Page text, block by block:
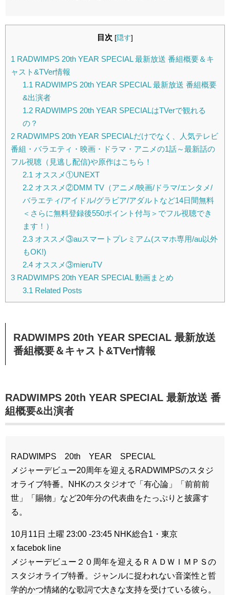
目次 [隠す]
1 RADWIMPS 20th YEAR SPECIAL 最新放送 番組概要＆キ
ャスト&TVer情報
1.1 RADWIMPS 20th YEAR SPECIAL 最新放送 番組概要
&出演者
1.2RADWIMPS 20th YEAR SPECIALはTVerで観れる
の？
2 RADWIMPS 20th YEAR SPECIALだけでなく、人気テレビ
番組・バラエティ・映画・ドラマ・アニメの1話～最新話の
フル視聴（見逃し配信)や原作はこちら！
2.1 オススメ①UNEXT
2.2オススメ②DMM TV（アニメ/映画/ドラマ/エンタメ/
バラエティ/アイドル/グラビア/アダルトなど14日間無料
＜さらに無料登録後550ポイント付与＞でフル視聴でき
ます！）
2.3オススメ③auスマートプレミアム(スマホ専用/au以外
もOK!)
2.4オススメ③mieruTV
3 RADWIMPS 20th YEAR SPECIAL 動画まとめ
3.1 Related Posts
RADWIMPS 20th YEAR SPECIAL 最新放送
番組概要＆キャスト&TVer情報
RADWIMPS 20th YEAR SPECIAL 最新放送 番
組概要&出演者
RADWIMPS 20th YEAR SPECIAL
メジャーデビュー20周年を迎えるRADWIMPSのスタジ
オライブ特番。NHKのスタジオで「有心論」「前前前
世」「賜物」など20年分の代表曲をたっぷりと披露す
る。
10月11日 土曜 23:00 -23:45 NHK総合1・東京
x facebok line
メジャーデビュー２０周年を迎えるＲＡＤＷＩＭＰＳの
スタジオライブ特番。ジャンルに捉われない音楽性と哲
学的かつ情緒的な歌詞で大きな支持を受けている彼ら。